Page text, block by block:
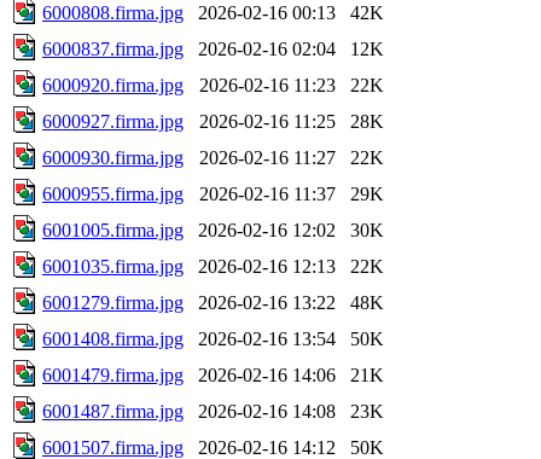
6000808.firma.jpg
2026-02-16 00:13
42K
6000837.firma.jpg
2026-02-16 02:04
12K
6000920.firma.jpg
2026-02-16 11:23
22K
6000927.firma.jpg
2026-02-16 11:25
28K
6000930.firma.jpg
2026-02-16 11:27
22K
6000955.firma.jpg
2026-02-16 11:37
29K
6001005.firma.jpg
2026-02-16 12:02
30K
6001035.firma.jpg
2026-02-16 12:13
22K
6001279.firma.jpg
2026-02-16 13:22
48K
6001408.firma.jpg
2026-02-16 13:54
50K
6001479.firma.jpg
2026-02-16 14:06
21K
6001487.firma.jpg
2026-02-16 14:08
23K
6001507.firma.jpg
2026-02-16 14:12
50K